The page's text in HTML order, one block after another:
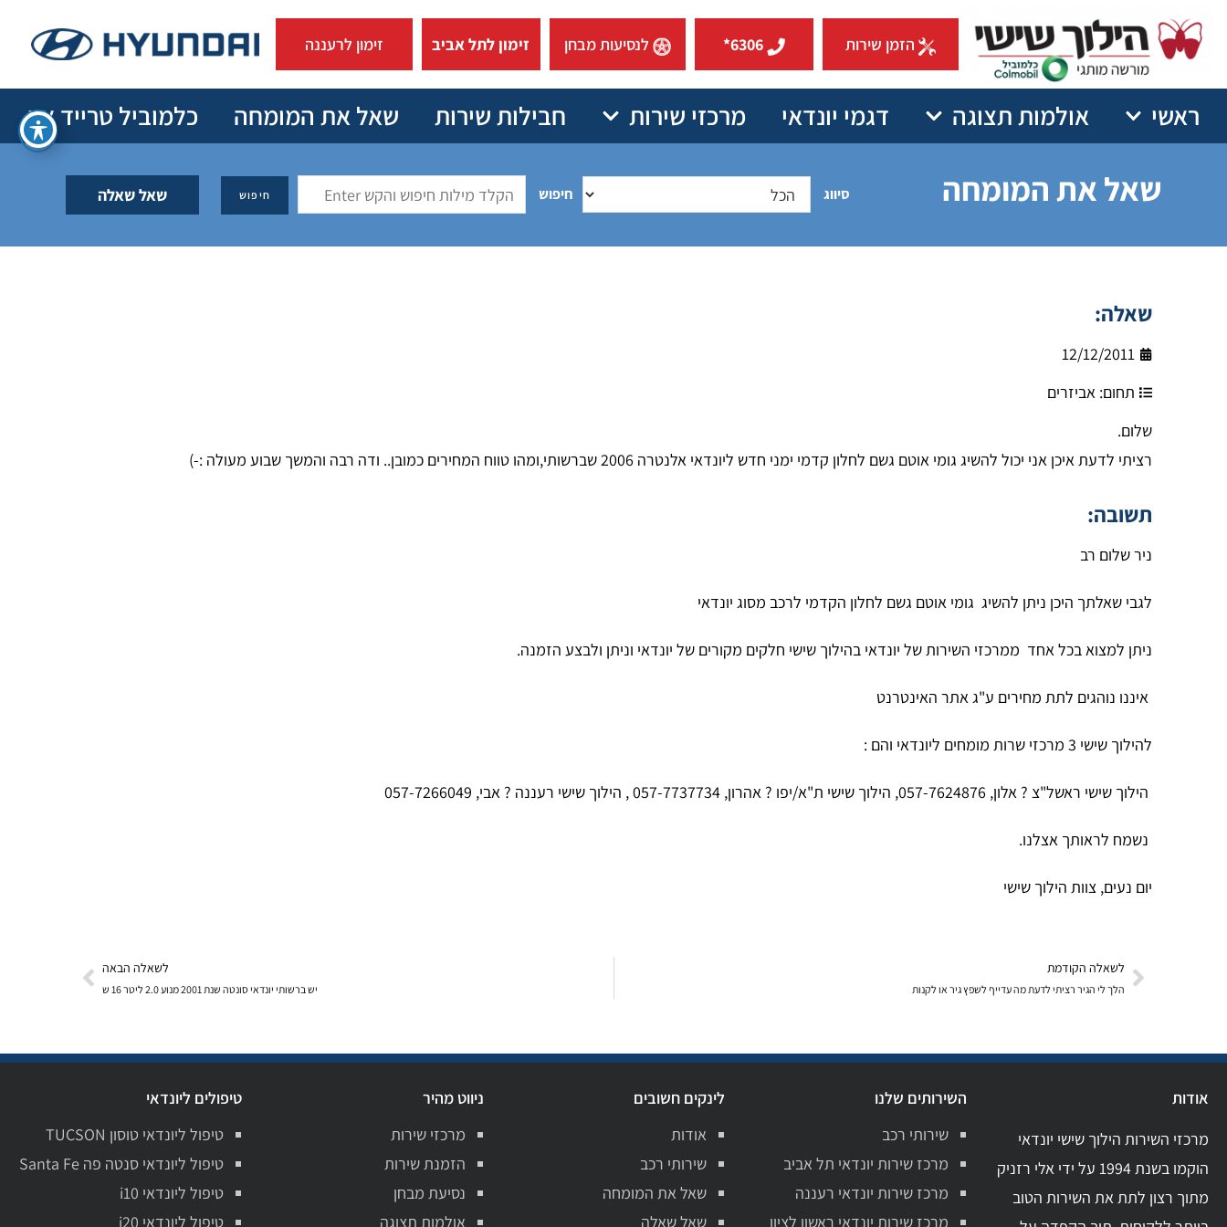
הזמן שירות 6306* לנסיעות מבחן זימון לתל אביב זימון לרעננה
ראשי אולמות תצוגה דגמי יונדאי מרכזי שירות חבילות שירות שאל את המומחה כלמוביל טרייד אין
שאל את המומחה סיווג חיפוש שאל שאלה
שאלה:
12/12/2011
תחום: אביזרים
שלום.
רציתי לדעת איכן אני יכול להשיג גומי אוטם גשם לחלון קדמי ימני חדש ליונדאי אלנטרה 2006 שברשותי,ומהו טווח המחירים כמובן.. ודה רבה והמשך שבוע מעולה :-)
תשובה:
ניר שלום רב
לגבי שאלתך היכן ניתן להשיג גומי אוטם גשם לחלון הקדמי לרכב מסוג יונדאי
ניתן למצוא בכל אחד ממרכזי השירות של יונדאי בהילוך שישי חלקים מקורים של יונדאי וניתן ולבצע הזמנה.
איננו נוהגים לתת מחירים ע"ג אתר האינטרנט
להילוך שישי 3 מרכזי שרות מומחים ליונדאי והם :
הילוך שישי ראשל"צ ? אלון, 057-7624876, הילוך שישי ת"א/יפו ? אהרון, 057-7737734 , הילוך שישי רעננה ? אבי, 057-7266049
נשמח לראותך אצלנו.
יום נעים, צוות הילוך שישי
לשאלה הקודמת
הלך לי הגיר רציתי לדעת מה עדייף לשפץ גיר או לקנות
לשאלה הבאה
יש ברשותי יונדאי סונטה שנת 2001 מנוע 2.0 ליטר 16 ש
אודות
מרכזי השירות הילוך שישי יונדאי
הוקמו בשנת 1994 על ידי אלי רזניק
מתוך רצון לתת את השירות הטוב
השירותים שלנו
שירותי רכב
מרכז שירות יונדאי תל אביב
מרכז שירות יונדאי רעננה
מרכז שירות יונדאי ראשון לציון
לינקים חשובים
אודות
שירותי רכב
שאל את המומחה
שאל שאלה
ניווט מהיר
מרכזי שירות
הזמנת שירות
נסיעת מבחן
אולמות תצוגה
טיפולים ליונדאי
טיפול ליונדאי טוסון TUCSON
טיפול ליונדאי סנטה פה Santa Fe
טיפול ליונדאי i10
טיפול ליונדאי i20